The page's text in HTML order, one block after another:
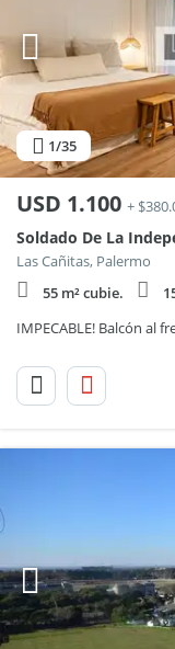
1/35
USD 1.100 +
Soldado De La
Las Cañitas, Palermo
55 m² cubie.